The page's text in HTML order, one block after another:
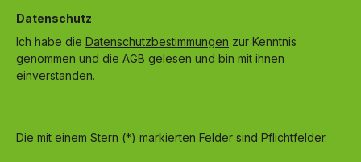
Datenschutz
Ich habe die Datenschutzbestimmungen zur Kenntnis
genommen und die AGB gelesen und bin mit ihnen
einverstanden.
Die mit einem Stern (*) markierten Felder sind Pflichtfelder.